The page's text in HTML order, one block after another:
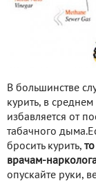
В большинстве
курить, в среднем
избавляется от
табачного
бросить курить, то
врачам-
опускайте руки,